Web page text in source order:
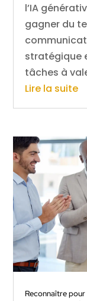
l’IA
gagner du
stratégique
tâches à
Lire la suite
Reconnaître